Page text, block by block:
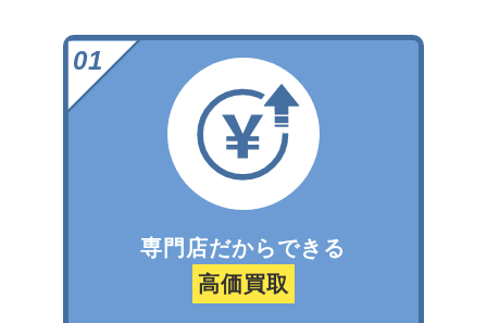
専門店だからできる
高価買取